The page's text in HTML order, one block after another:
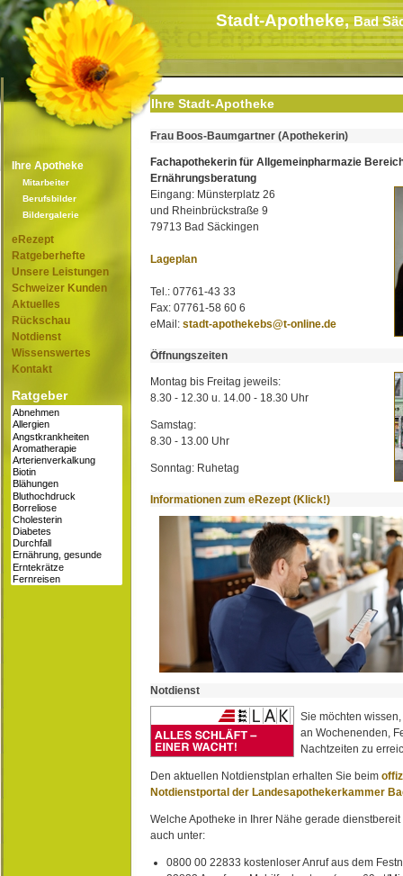
Stadt-Apotheke,Bad
Ihre Apotheke
Mitarbeiter
Berufsbilder
Bildergalerie
eRezept
Ratgeberhefte
Unsere Leistungen
Schweizer Kunden
Aktuelles
Rückschau
Notdienst
Wissenswertes
Kontakt
Ratgeber
Ihre Stadt-Apotheke
Frau Boos-Baumgartner (Apothekerin)
Fachapothekerin für Allgemeinpharmazie
Ernährungsberatung
Eingang: Münsterplatz 26
und Rheinbrückstraße 9
79713 Bad Säckingen
Lageplan
Tel.: 07761-43 33
Fax: 07761-58 60 6
eMail: stadt-apothekebs@t-online.de
Öffnungszeiten
Montag bis Freitag jeweils:
8.30 - 12.30 u. 14.00 - 18.30 Uhr
Samstag:
8.30 - 13.00 Uhr
Sonntag: Ruhetag
Informationen zum eRezept (Klick!)
Notdienst
Sie möchten
an Wochenenden,
Nachtzeiten zu
Den aktuellen Notdienstplan erhalten Sie beim
Notdienstportal der Landesapothekerkammer
Welche Apotheke in Ihrer Nähe gerade
auch unter:
0800 00 22833 kostenloser Anruf aus dem